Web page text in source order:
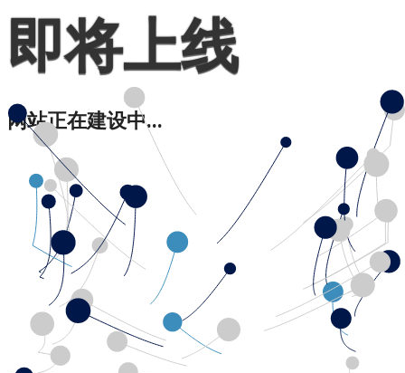
即将上线
网站正在建设中...